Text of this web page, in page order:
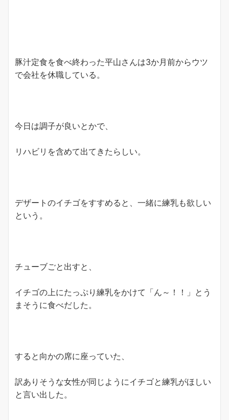
豚汁定食を食べ終わった平山さんは3か月前からウツ
で会社を休職している。
今日は調子が良いとかで、
リハビリを含めて出てきたらしい。
デザートのイチゴをすすめると、一緒に練乳も欲しい
という。
チューブごと出すと、
イチゴの上にたっぷり練乳をかけて「ん～！！」とう
まそうに食べだした。
すると向かの席に座っていた、
訳ありそうな女性が同じようにイチゴと練乳がほしい
と言い出した。